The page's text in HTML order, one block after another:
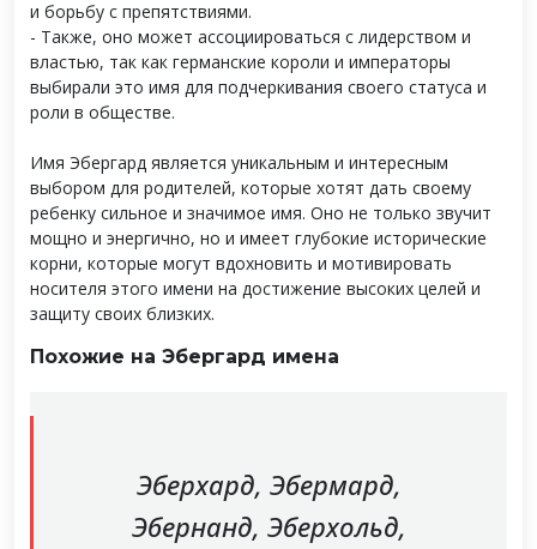
и борьбу с препятствиями.
- Также, оно может ассоциироваться с лидерством и
властью, так как германские короли и императоры
выбирали это имя для подчеркивания своего статуса и
роли в обществе.
Имя Эбергард является уникальным и интересным
выбором для родителей, которые хотят дать своему
ребенку сильное и значимое имя. Оно не только звучит
мощно и энергично, но и имеет глубокие исторические
корни, которые могут вдохновить и мотивировать
носителя этого имени на достижение высоких целей и
защиту своих близких.
Похожие на Эбергард имена
Эберхард, Эбермард,
Эбернанд, Эберхольд,